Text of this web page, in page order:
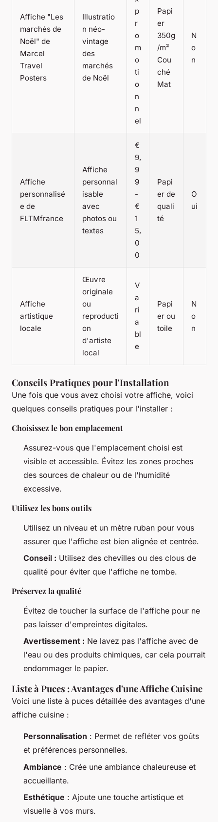
Affiche "Les
marchés de
Noël" de
Marcel
Travel
Posters
Illustratio
n néo-
vintage
des
marchés
de Noël
p
r
o
m
o
ti
o
n
n
el
Papi
er
350g
/m²
Cou
ché
Mat
N
o
n
Affiche
personnalisé
e de
FLTMfrance
Affiche
personnal
isable
avec
photos ou
textes
€
9,
9
9
-
€
1
5,
0
0
Papi
er de
quali
té
O
ui
Affiche
artistique
locale
Œuvre
originale
ou
reproducti
on
d'artiste
local
V
a
ri
a
bl
e
Papi
er ou
toile
N
o
n
Conseils Pratiques pour l'Installation
Une fois que vous avez choisi votre affiche, voici
quelques conseils pratiques pour l'installer :
Choisissez le bon emplacement
Assurez-vous que l'emplacement choisi est
visible et accessible. Évitez les zones proches
des sources de chaleur ou de l'humidité
excessive.
Utilisez les bons outils
Utilisez un niveau et un mètre ruban pour vous
assurer que l'affiche est bien alignée et centrée.
Conseil : Utilisez des chevilles ou des clous de
qualité pour éviter que l'affiche ne tombe.
Préservez la qualité
Évitez de toucher la surface de l'affiche pour ne
pas laisser d'empreintes digitales.
Avertissement : Ne lavez pas l'affiche avec de
l'eau ou des produits chimiques, car cela pourrait
endommager le papier.
Liste à Puces : Avantages d'une Affiche Cuisine
Voici une liste à puces détaillée des avantages d'une
affiche cuisine :
Personnalisation : Permet de refléter vos goûts
et préférences personnelles.
Ambiance : Crée une ambiance chaleureuse et
accueillante.
Esthétique : Ajoute une touche artistique et
visuelle à vos murs.